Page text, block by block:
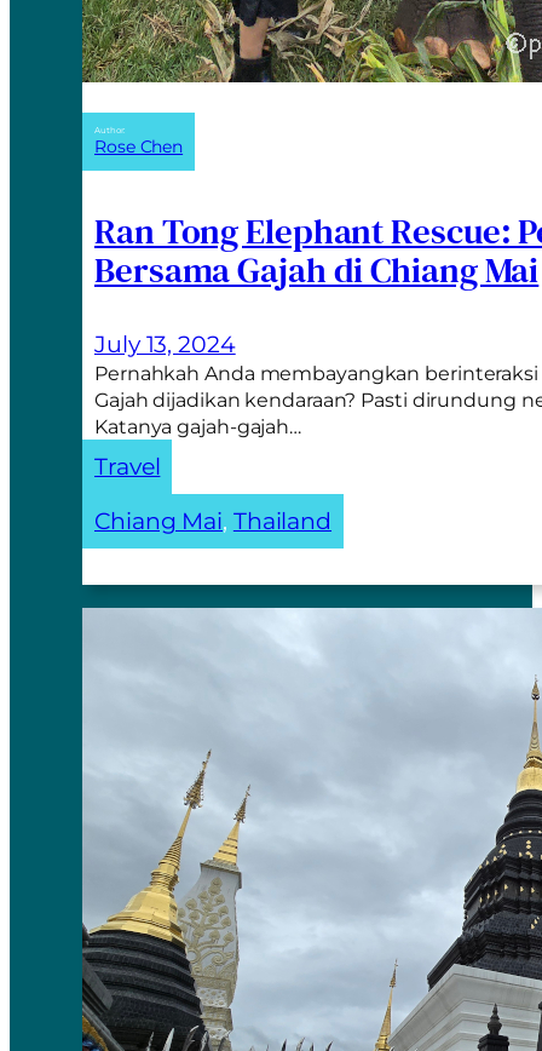
Author:
Rose Chen
Ran Tong Elephant Rescue:
Bersama Gajah di Chiang Mai
July 13, 2024
Pernahkah Anda membayangkan
Gajah dijadikan kendaraan? Pasti dirundung
Katanya gajah-gajah…
Travel
Chiang Mai, Thailand